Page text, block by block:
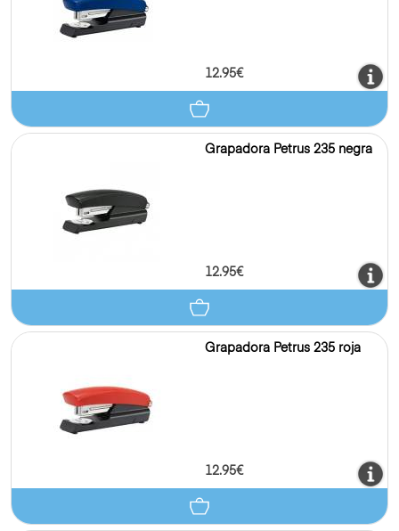
12.95€
Grapadora Petrus 235 negra
12.95€
Grapadora Petrus 235 roja
12.95€